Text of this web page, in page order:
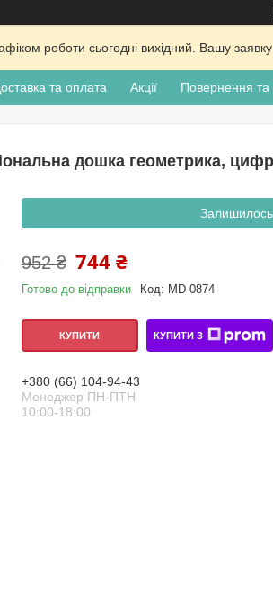
роботи сьогодні вихідний. Вашу
та оплата Акції Повернення та
дошка геометрика,
Залишилось
952 ₴ 744 ₴
Готово до відправки Код: MD 0874
КУПИТИ КУПИТИ З
+380 (66) 104-94-43
Менеджер ПН-ПТН
10:00-18:00